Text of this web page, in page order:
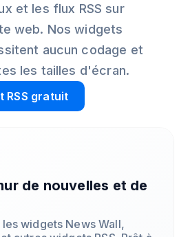
et les flux RSS sur
web. Nos widgets
aucun codage et
les tailles d'écran.
RSS gratuit
de nouvelles et de
widgets News Wall,